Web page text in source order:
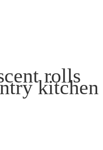
rolls
kitchen